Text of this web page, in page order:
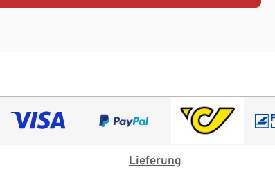
Lieferung